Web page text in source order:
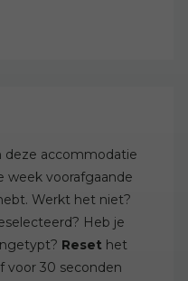
deze accommodatie
week voorafgaande
Werkt het niet?
Heb je
Reset het
voor 30 seconden